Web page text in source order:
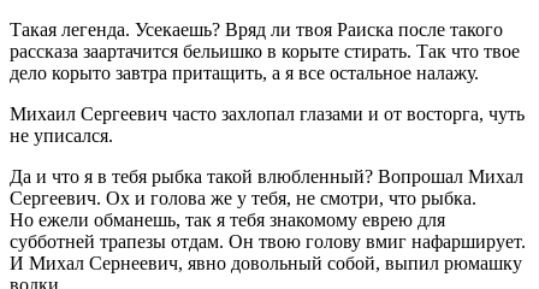
Такая легенда. Усекаешь? Вряд ли твоя Раиска после такого
рассказа заартачится бельишко в корыте стирать. Так что твое
дело корыто завтра притащить, а я все остальное налажу.
Михаил Сергеевич часто захлопал глазами и от восторга, чуть
не уписался.
Да и что я в тебя рыбка такой влюбленный? Вопрошал Михал
Сергеевич. Ох и голова же у тебя, не смотри, что рыбка.
Но ежели обманешь, так я тебя знакомому еврею для
субботней трапезы отдам. Он твою голову вмиг нафарширует.
И Михал Сернеевич, явно довольный собой, выпил рюмашку
водки.